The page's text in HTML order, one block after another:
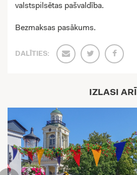
valstspilsētas pašvaldība.
Bezmaksas pasākums.
DALĪTIES:
IZLASI ARĪ